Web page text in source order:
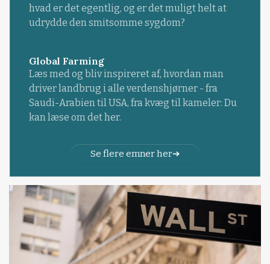
hvad er det egentlig, og er det muligt helt at
udrydde den smitsomme sygdom?
Global Farming
Læs med og bliv inspireret af, hvordan man
driver landbrug i alle verdenshjørner - fra
Saudi-Arabien til USA, fra kvæg til kameler: Du
kan læse om det her.
Se flere emner her